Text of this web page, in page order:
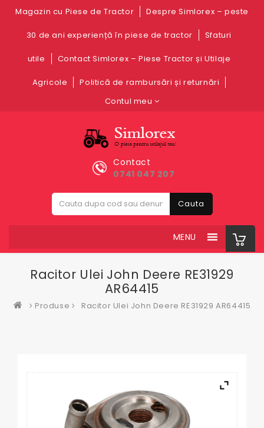
Magazin cu Piese de Tractor Despre Simlorex – peste
30 de ani experiență în piese de tractor Sfaturi
utile Contact Simlorex – Piese Tractor și Utilaje
Agricole
Politică de rambursări și returnări
Contul meu
Contact
0741 047 207
Cauta
MENU
Racitor Ulei John Deere RE31929
AR64415
Produse Racitor Ulei John Deere RE31929 AR64415